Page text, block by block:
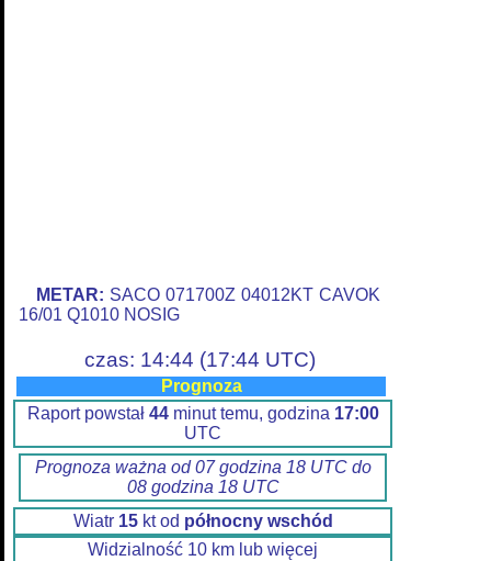
METAR: SACO 071700Z 04012KT CAVOK
16/01 Q1010 NOSIG
czas: 14:44 (17:44 UTC)
Prognoza
Raport powstał 44minut temu, godzina 17:00
UTC
Prognoza ważna od 07 godzina 18 UTC do
08 godzina 18 UTC
Wiatr 15kt od północny wschód
Widzialność 10 km lub więcej